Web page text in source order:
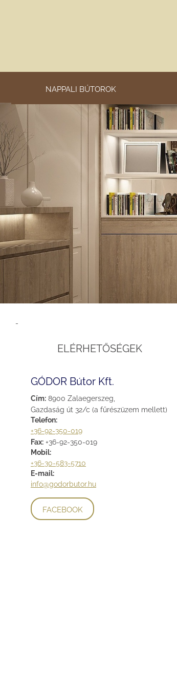
NAPPALI BÚTOROK
-
ELÉRHETŐSÉGEK
GÓDOR Bútor Kft.
Cím: 8900 Zalaegerszeg,
Gazdaság út 32/c (a fűrészüzem mellett)
Telefon:
+36-92-350-019
Fax: +36-92-350-019
Mobil:
+36-30-583-5710
E-mail:
info@godorbutor.hu
FACEBOOK